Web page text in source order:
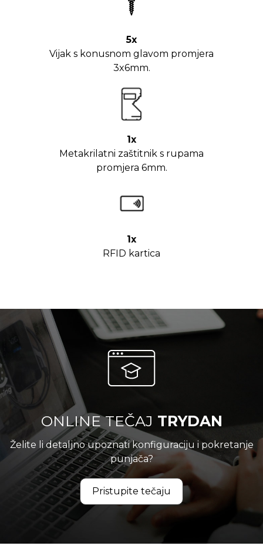
5x
Vijak s konusnom glavom promjera
3x6mm.
1x
Metakrilatni zaštitnik s rupama
promjera 6mm.
1x
RFID kartica
ONLINE TEČAJ TRYDAN
Želite li detaljno upoznati konfiguraciju i pokretanje
punjača?
Pristupite tečaju